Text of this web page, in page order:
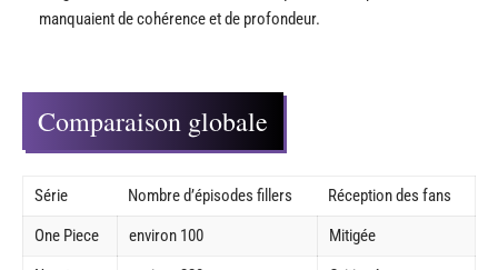
mais souvent au détriment du rythme général.
Approche de Bleach
comme
etZanpakutoont été intégrés comme des histoires
parallèles. Cette approche a permis de maintenir l’intérêt des fans
sans trop perturber l’intrigue principale.